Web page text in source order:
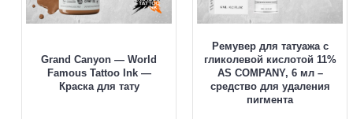
Grand Canyon — World
Famous Tattoo Ink —
Краска для тату
Ремувер для татуажа с
гликолевой кислотой 11%
AS COMPANY, 6 мл –
средство для удаления
пигмента